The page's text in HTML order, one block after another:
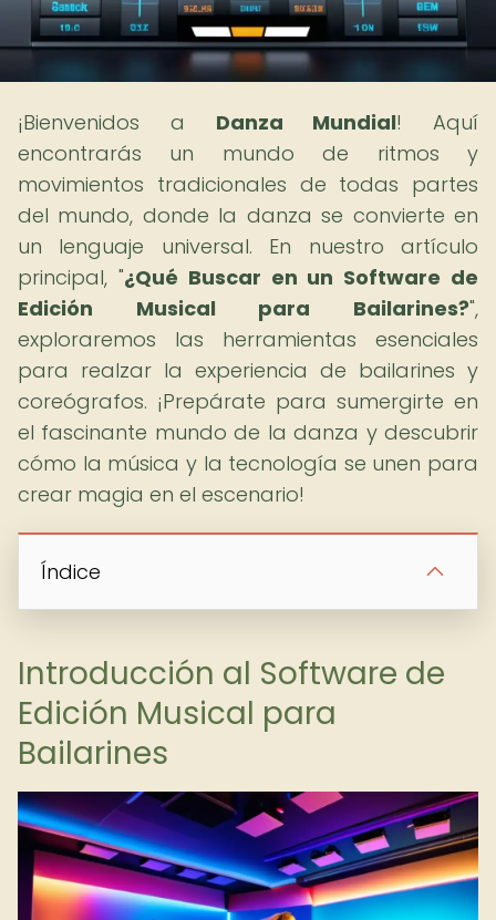
¡Bienvenidos a Danza Mundial! Aquí
encontrarás un mundo de ritmos y
movimientos tradicionales de todas partes
del mundo, donde la danza se convierte en
un lenguaje universal. En nuestro artículo
principal, "¿Qué Buscar en un Software de
Edición Musical para Bailarines?",
exploraremos las herramientas esenciales
para realzar la experiencia de bailarines y
coreógrafos. ¡Prepárate para sumergirte en
el fascinante mundo de la danza y descubrir
cómo la música y la tecnología se unen para
crear magia en el escenario!
Índice
Introducción al Software de
Edición Musical para
Bailarines